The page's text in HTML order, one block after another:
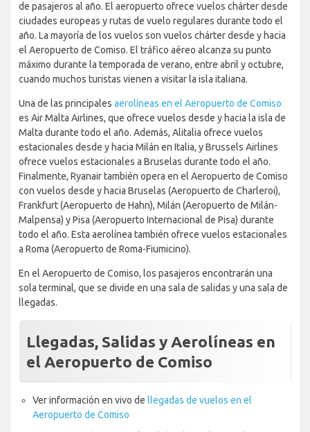
de pasajeros al año. El aeropuerto ofrece vuelos chárter desde
ciudades europeas y rutas de vuelo regulares durante todo el
año. La mayoría de los vuelos son vuelos chárter desde y hacia
el Aeropuerto de Comiso. El tráfico aéreo alcanza su punto
máximo durante la temporada de verano, entre abril y octubre,
cuando muchos turistas vienen a visitar la isla italiana.
Una de las principales aerolíneas en el Aeropuerto de Comiso
es Air Malta Airlines, que ofrece vuelos desde y hacia la isla de
Malta durante todo el año. Además, Alitalia ofrece vuelos
estacionales desde y hacia Milán en Italia, y Brussels Airlines
ofrece vuelos estacionales a Bruselas durante todo el año.
Finalmente, Ryanair también opera en el Aeropuerto de Comiso
con vuelos desde y hacia Bruselas (Aeropuerto de Charleroi),
Frankfurt (Aeropuerto de Hahn), Milán (Aeropuerto de Milán-
Malpensa) y Pisa (Aeropuerto Internacional de Pisa) durante
todo el año. Esta aerolínea también ofrece vuelos estacionales
a Roma (Aeropuerto de Roma-Fiumicino).
En el Aeropuerto de Comiso, los pasajeros encontrarán una
sola terminal, que se divide en una sala de salidas y una sala de
llegadas.
Llegadas, Salidas y Aerolíneas en
el Aeropuerto de Comiso
Ver información en vivo de llegadas de vuelos en el
Aeropuerto de Comiso